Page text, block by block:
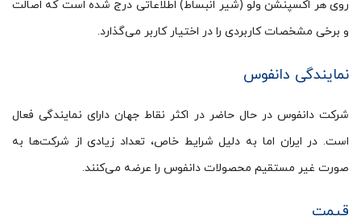
روی هر اکسپنشن ولو (شیر انبساط) اطلاعاتی درج شده است که اصالت
و برخی مشخصات کاربردی را در اختیار کاربر می‌گذارد.
نمایندگی دانفوس
شرکت دانفوس در حال حاضر در اکثر نقاط جهان دارای نمایندگی فعال
است. در ایران اما به دلیل شرایط خاص، تعداد زیادی از شرکت‌ها به
صورت غیر مستقیم محصولات دانفوس را عرضه می‌کنند.
قیمت